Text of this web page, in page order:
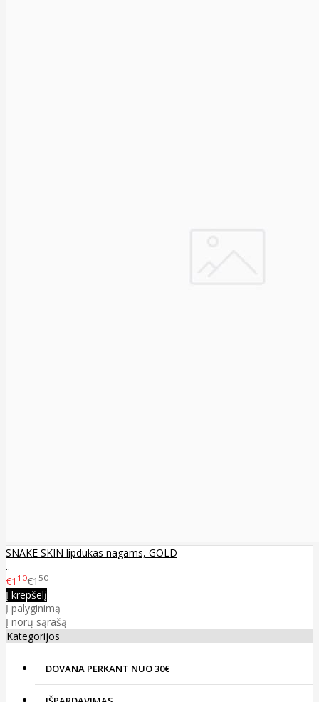
SNAKE SKIN lipdukas nagams, GOLD
..
€1 10€1 50
Į krepšelį
Į palyginimą
Į norų sąrašą
Kategorijos
DOVANA PERKANT NUO 30€